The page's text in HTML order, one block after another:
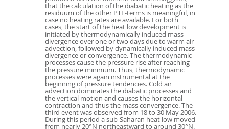
that the calculation of the diabatic heating as the
residuum of the other PTE-terms is meaningful, in
case no heating rates are available. For both
cases, the start of the heat low development is
initiated by thermodynamically induced mass
divergence over one or two days due to warm air
advection, followed by dynamically induced mass
divergence or convergence. The thermodynamic
processes cause the pressure rise after reaching
the pressure minimum. Thus, thermodynamic
processes were again instrumental at the
beginning of pressure tendencies. Cold air
advection dominates the diabatic processes and
the vertical motion and causes the horizontal
contraction and thus the mass convergence. The
third event was observed from 18 to 30 May 2006.
During this period a sub-Saharan heat low moved
from nearly 20°N northeastward to around 30°N.